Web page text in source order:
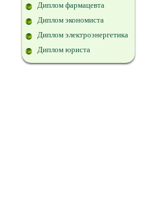
Диплом фармацевта
Диплом экономиста
Диплом электроэнергетика
Диплом юриста